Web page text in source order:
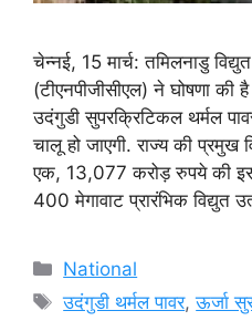
चेन्नई, 15 मार्च: तमिलनाडु
(टीएनपीजीसीएल) ने घोषणा
उदंगुडी सुपरक्रिटिकल थर्मल
चालू हो जाएगी. राज्य की प्रमुख
एक, 13,077 करोड़ रुपये की
400 मेगावाट प्रारंभिक विद्युत
Categories
National
Tags
उदंगुडी थर्मल पावर,ऊर्जा